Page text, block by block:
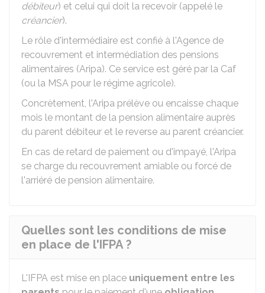
débiteur) et celui qui doit la recevoir (appelé le
créancier).
Le rôle d'intermédiaire est confié à l'Agence de
recouvrement et intermédiation des pensions
alimentaires (Aripa). Ce service est géré par la Caf
(ou la MSA pour le régime agricole).
Concrètement, l'Aripa prélève ou encaisse chaque
mois le montant de la pension alimentaire auprès
du parent débiteur et le reverse au parent créancier.
En cas de retard de paiement ou d'impayé, l'Aripa
se charge du recouvrement amiable ou forcé de
l'arriéré de pension alimentaire.
Quelles sont les conditions de mise
en place de l'IFPA ?
L'IFPA est mise en place uniquement entre les